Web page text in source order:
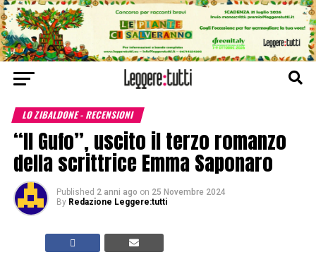
LO ZIBALDONE - RECENSIONI
“Il Gufo”, uscito il terzo romanzo
della scrittrice Emma Saponaro
Published 2 anni ago on 25 Novembre 2024
By Redazione Leggere:tutti